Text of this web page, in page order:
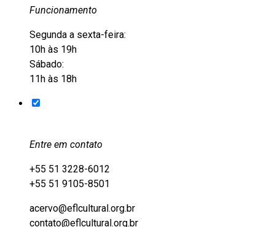
Funcionamento
Segunda a sexta-feira:
10h às 19h
Sábado:
11h às 18h
Entre em contato
+55 51 3228-6012
+55 51 9105-8501
acervo@eflcultural.org.br
contato@eflcultural.org.br